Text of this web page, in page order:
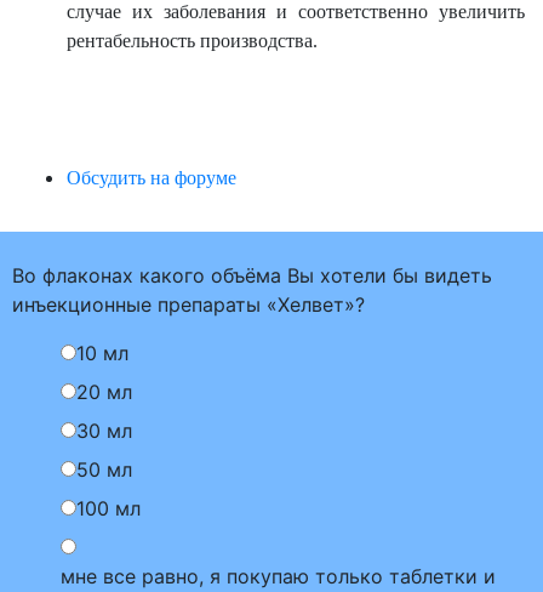
случае их заболевания и соответственно увеличить
рентабельность производства.
Обсудить на форуме
Во флаконах какого объёма Вы хотели бы видеть
инъекционные препараты «Хелвет»?
10 мл
20 мл
30 мл
50 мл
100 мл
мне все равно, я покупаю только таблетки и